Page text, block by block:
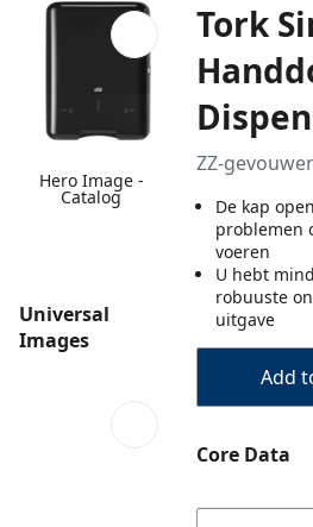
Hero Image -
Catalog
Universal
Images
Tork
ZZ-
De kap
problemen
voeren
U hebt
robuuste
uitgave
Add
Core Data